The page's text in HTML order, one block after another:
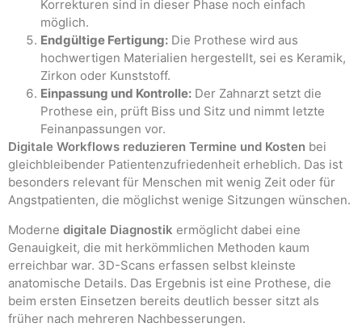
Korrekturen sind in dieser Phase noch einfach
möglich.
Endgültige Fertigung: Die Prothese wird aus
hochwertigen Materialien hergestellt, sei es Keramik,
Zirkon oder Kunststoff.
Einpassung und Kontrolle: Der Zahnarzt setzt die
Prothese ein, prüft Biss und Sitz und nimmt letzte
Feinanpassungen vor.
Digitale Workflows reduzieren Termine und Kosten bei
gleichbleibender Patientenzufriedenheit erheblich. Das ist
besonders relevant für Menschen mit wenig Zeit oder für
Angstpatienten, die möglichst wenige Sitzungen wünschen.
Moderne digitale Diagnostik ermöglicht dabei eine
Genauigkeit, die mit herkömmlichen Methoden kaum
erreichbar war. 3D-Scans erfassen selbst kleinste
anatomische Details. Das Ergebnis ist eine Prothese, die
beim ersten Einsetzen bereits deutlich besser sitzt als
früher nach mehreren Nachbesserungen.